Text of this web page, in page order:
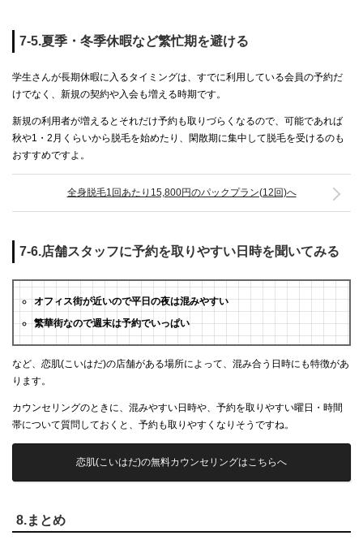
7-5.夏季・冬季休暇など繁忙期を避ける
学生さんが長期休暇に入るタイミングは、すでに利用している会員の予約だ
けでなく、新規の契約や入会も増える時期です。
新規の利用者が増えるとそれだけ予約も取りづらくなるので、可能であれば
秋や1・2月くらいから脱毛を始めたり、閑散期に集中して脱毛を受けるのも
おすすめですよ。
全身脱毛1回あたり15,800円のパックプラン(12回)へ
7-6.店舗スタッフに予約を取りやすい日時を聞いてみる
オフィス街が近いので平日の夜は混みやすい
繁華街なので週末は予約でいっぱい
など、恋肌(こいはだ)の店舗がある場所によって、混み合う日時にも特徴があ
ります。
カウンセリングのときに、混みやすい日時や、予約を取りやすい曜日・時間
帯について質問しておくと、予約も取りやすくなりそうですね。
恋肌(こいはだ)の無料カウンセリングはこちらへ
8.まとめ